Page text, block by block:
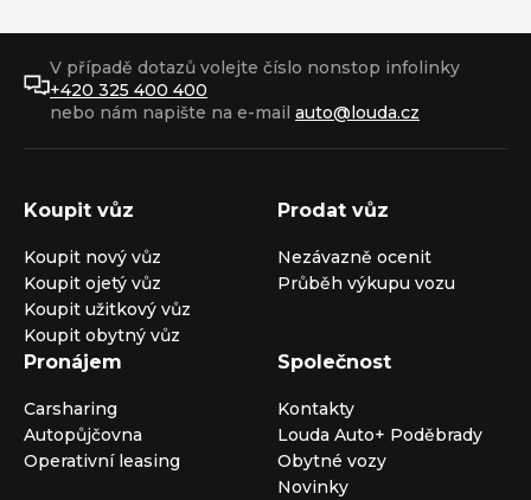
V případě dotazů volejte číslo nonstop infolinky
+420 325 400 400
nebo nám napište na e-mail auto@louda.cz
Koupit vůz
Koupit nový vůz
Koupit ojetý vůz
Koupit užitkový vůz
Koupit obytný vůz
Prodat vůz
Nezávazně ocenit
Průběh výkupu vozu
Pronájem
Carsharing
Autopůjčovna
Operativní leasing
Společnost
Kontakty
Louda Auto+ Poděbrady
Obytné vozy
Novinky